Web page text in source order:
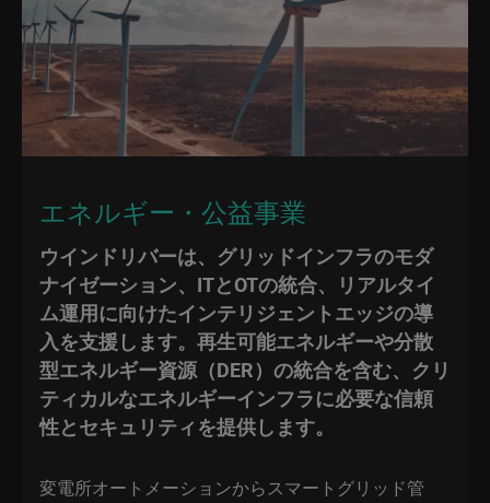
エネルギー・公益事業
ウインドリバーは、グリッドインフラのモダ
ナイゼーション、ITとOTの統合、リアルタイ
ム運用に向けたインテリジェントエッジの導
入を支援します。再生可能エネルギーや分散
型エネルギー資源（DER）の統合を含む、クリ
ティカルなエネルギーインフラに必要な信頼
性とセキュリティを提供します。
変電所オートメーションからスマートグリッド管